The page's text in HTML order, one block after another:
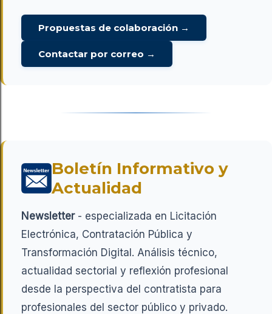
Propuestas de colaboración →
Contactar por correo →
Boletín Informativo y
Actualidad
Newsletter- especializada en Licitación
Electrónica, Contratación Pública y
Transformación Digital. Análisis técnico,
actualidad sectorial y reflexión profesional
desde la perspectiva del contratista para
profesionales del sector público y privado.